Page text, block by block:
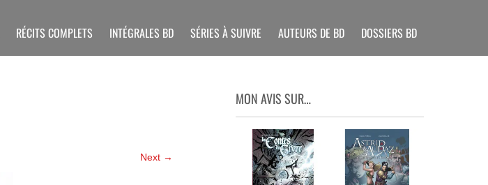
RÉCITS COMPLETS INTÉGRALES BD SÉRIES À SUIVRE AUTEURS DE BD DOSSIERS BD
Next →
MON AVIS SUR…